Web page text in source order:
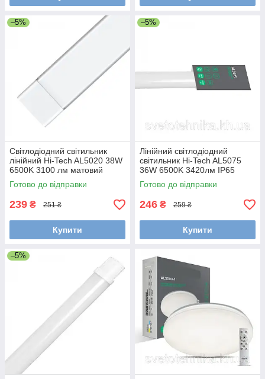
–5%
Світлодіодний світильник
лінійний Hi-Tech AL5020 38W
6500K 3100 лм матовий
1200х60х23 мм
Готово до відправки
239 ₴ 251 ₴
Купити
–5%
Лінійний світлодіодний
світильник Hi-Tech AL5075
36W 6500K 3420лм IP65
білий 1200х52х35 мм
Готово до відправки
246 ₴ 259 ₴
Купити
–5%